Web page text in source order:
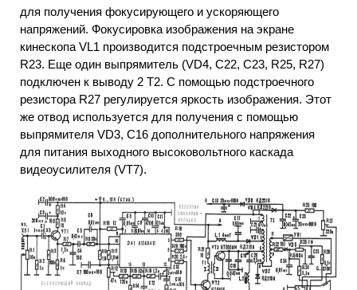
для получения фокусирующего и ускоряющего
напряжений. Фокусировка изображения на экране
кинескопа VL1 производится подстроечным резистором
R23. Еще один выпрямитель (VD4, С22, С23, R25, R27)
подключен к выводу 2 Т2. С помощью подстроечного
резистора R27 регулируется яркость изображения. Этот
же отвод используется для получения с помощью
выпрямителя VD3, С16 дополнительного напряжения
для питания выходного высоковольтного каскада
видеоусилителя (VT7).